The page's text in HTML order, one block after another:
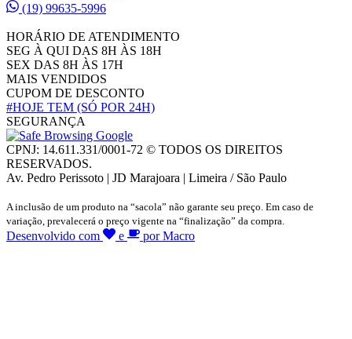
(19) 99635-5996
HORÁRIO DE ATENDIMENTO
SEG À QUI DAS 8H ÀS 18H
SEX DAS 8H ÀS 17H
MAIS VENDIDOS
CUPOM DE DESCONTO
#HOJE TEM (SÓ POR 24H)
SEGURANÇA
CPNJ: 14.611.331/0001-72 © TODOS OS DIREITOS
RESERVADOS.
Av. Pedro Perissoto | JD Marajoara | Limeira / São Paulo
A inclusão de um produto na “sacola” não garante seu preço. Em caso de
variação, prevalecerá o preço vigente na “finalização” da compra.
Desenvolvido com e por Macro